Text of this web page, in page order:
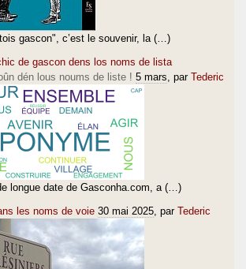
gascon", c’est le souvenir, la (…)
de gascon dens los noms de lista
dén lous noums de liste ! 5 mars , par Tederic
longue date de Gasconha.com, a (…)
les noms de voie 30 mai 2025 , par Tederic